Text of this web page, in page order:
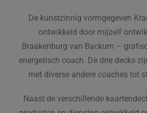
De kunstzinnig vormgegeven
ontwikkeld door mijzelf
Braakenburg van Backum –
energetisch coach. De drie decks
met diverse andere coaches tot
Naast de verschillende